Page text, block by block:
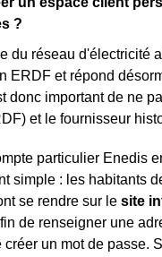
?
du réseau d'électricité
ERDF et répond
donc important de ne
et le fournisseur
particulier Enedis
simple : les habitants
se rendre sur le site
de renseigner une
créer un mot de passe.